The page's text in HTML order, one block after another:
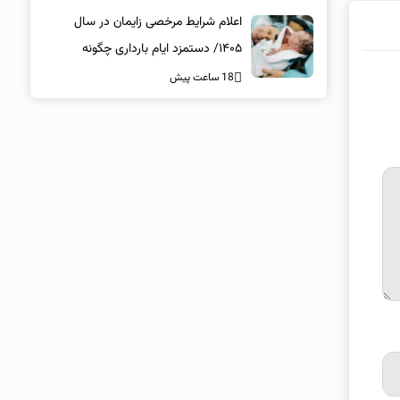
اعلام شرایط مرخصی زایمان در سال
۱۴۰۵/ دستمزد ایام بارداری چگونه
پرداخت می‌شود؟
18 ساعت پیش